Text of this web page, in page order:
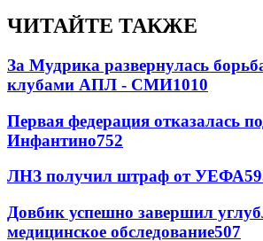
ЧИТАЙТЕ ТАКЖЕ
За Мудрика развернулась
клубами АПЛ - СМИ1010
Первая федерация отказалась
Инфантино752
ЛНЗ получил штраф от УЕФА
Довбик успешно завершил
медицинское обследование507